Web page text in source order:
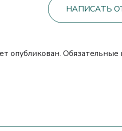
НАПИСАТЬ
опубликован. Обязательные